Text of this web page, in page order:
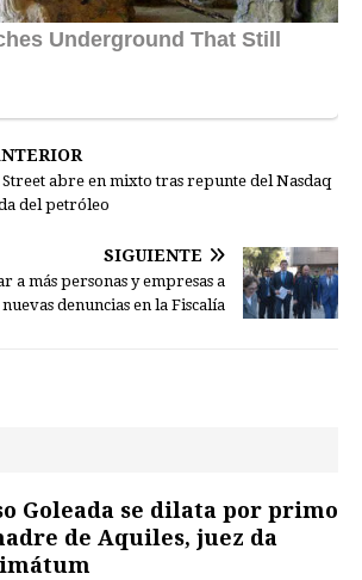
abre en mixto tras repunte del Nasdaq
del petróleo
SIGUIENTE
a más personas y empresas a
denuncias en la Fiscalía
Goleada se dilata por primo
de Aquiles, juez da